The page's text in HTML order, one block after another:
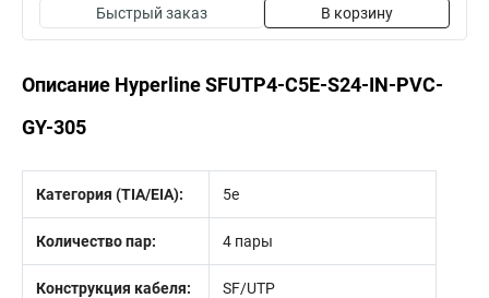
Быстрый заказ В корзину
Описание Hyperline SFUTP4-C5E-S24-IN-PVC-
GY-305
Категория (TIA/EIA): 5e
Количество пар: 4 пары
Конструкция кабеля: SF/UTP